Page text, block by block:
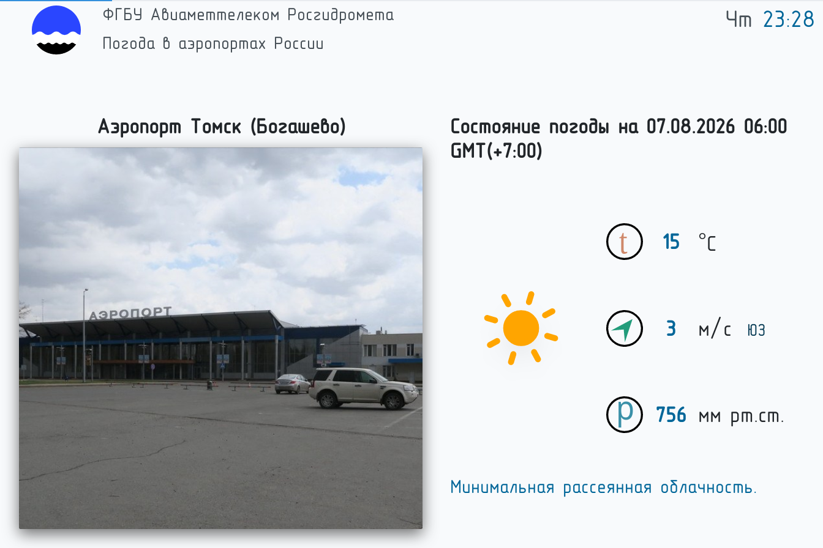
ФГБУ Авиаметтелеком Росгидромета
Погода в аэропортах России
Чт 23:28
Аэропорт Томск (Богашево) Состояние погоды на 07.08.2026 06:00
GMT(+7:00)
15 °C
3 м/c ЮЗ
756 мм рт.ст.
Минимальная рассеянная облачность.